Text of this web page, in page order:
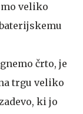
veliko
črto, je
trgu veliko
ki jo